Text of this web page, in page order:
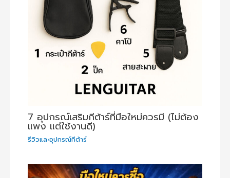
7 อุปกรณ์เสริมกีต้าร์ที่มือใหม่ควรมี (ไม่ต้อง
แพง แต่ใช้งานดี)
รีวิวและอุปกรณ์กีต้าร์